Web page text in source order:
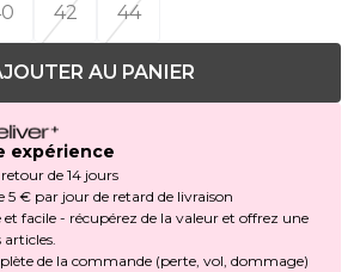
42 44
AU PANIER
expérience
de 14 jours
5 € par jour de retard de livraison
facile - récupérez de la valeur et offrez une
articles.
de la commande (perte, vol, dommage)